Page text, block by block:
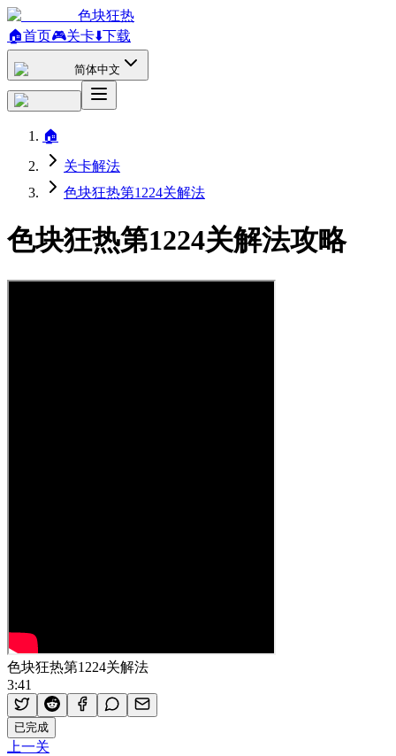
色块狂热
🏠首页🎮关卡⬇️下载
简体中文
🏠
关卡解法
色块狂热第1224关解法
色块狂热第1224关解法攻略
色块狂热第1224关解法
3:41
已完成
上一关